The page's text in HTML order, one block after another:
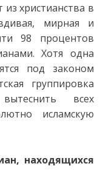
из христианства в
мирная и
98 процентов
Хотя одна
под законом
группировка
всех
исламскую
находящихся